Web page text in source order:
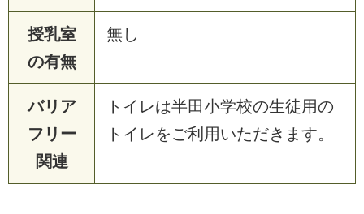
授乳室
の有無
無し
バリア
フリー
関連
トイレは半田小学校の生徒用の
トイレをご利用いただきます。